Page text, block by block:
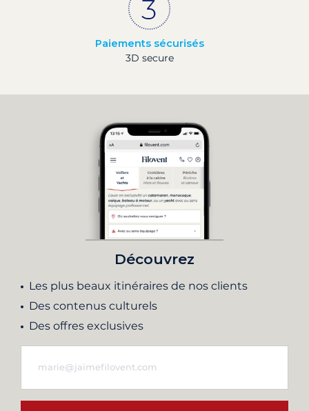
Paiements sécurisés
3D secure
Découvrez
Les plus beaux itinéraires de nos clients
Des contenus culturels
Des offres exclusives